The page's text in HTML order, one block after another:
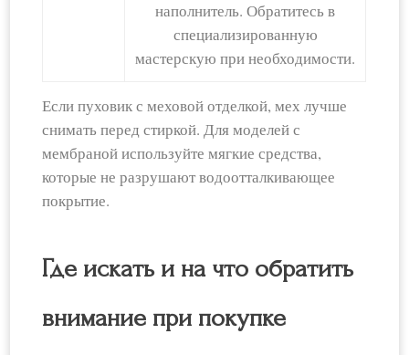
наполнитель. Обратитесь в
специализированную
мастерскую при необходимости.
Если пуховик с меховой отделкой, мех лучше
снимать перед стиркой. Для моделей с
мембраной используйте мягкие средства,
которые не разрушают водоотталкивающее
покрытие.
Где искать и на что обратить
внимание при покупке